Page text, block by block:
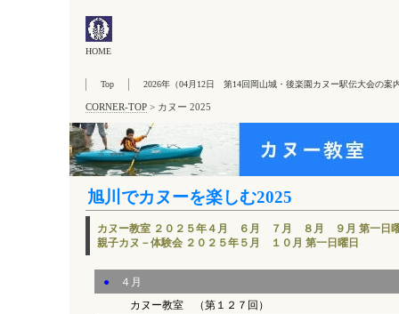
HOME
Top 2026年（04月12日 第14回岡山城・後楽園カヌー駅伝大会の案
CORNER-TOP> カヌー 2025
旭川でカヌーを楽しむ2025
カヌー教室 ２０２５年４月 ６月 ７月 ８月 ９月 第一日
親子カヌ－体験会 ２０２５年５月 １０月 第一日曜日
●
４月
カヌー教室 （第１２７回）